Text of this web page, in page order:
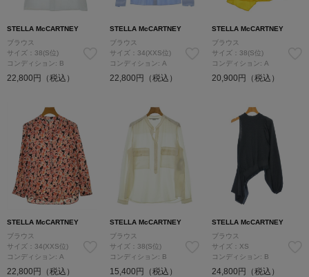
STELLA McCARTNEY
ブラウス
サイズ：38(S位)
コンディション: B
22,800円（税込）
STELLA McCARTNEY
ブラウス
サイズ：34(XXS位)
コンディション: A
22,800円（税込）
STELLA McCARTNEY
ブラウス
サイズ：38(S位)
コンディション: A
20,900円（税込）
STELLA McCARTNEY
ブラウス
サイズ：34(XXS位)
コンディション: A
22,800円（税込）
STELLA McCARTNEY
ブラウス
サイズ：38(S位)
コンディション: B
15,400円（税込）
STELLA McCARTNEY
ブラウス
サイズ：XS
コンディション: B
24,800円（税込）